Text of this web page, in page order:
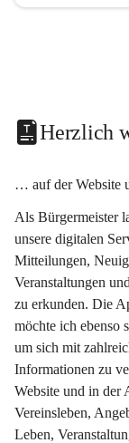
Herzlich
… auf der Website
Als Bürgermeister
unsere digitalen
Mitteilungen,
Veranstaltungen
zu erkunden. Die
möchte ich ebenso
um sich mit
Informationen zu
Website und in der
Vereinsleben,
Leben,